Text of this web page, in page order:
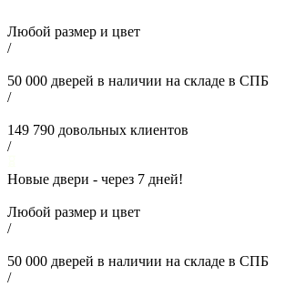
Любой размер и цвет
/
50 000 дверей в наличии на складе в СПБ
/
149 790 довольных клиентов
/
Новые двери - через 7 дней!
Любой размер и цвет
/
50 000 дверей в наличии на складе в СПБ
/